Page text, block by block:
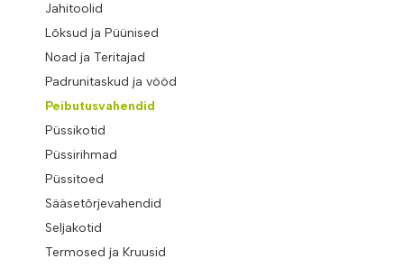
Jahitoolid
Lõksud ja Püünised
Noad ja Teritajad
Padrunitaskud ja vööd
Peibutusvahendid
Püssikotid
Püssirihmad
Püssitoed
Sääsetõrjevahendid
Seljakotid
Termosed ja Kruusid